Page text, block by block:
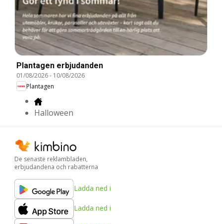
Plantagen erbjudanden
01/08/2026- 10/08/2026
Plantagen
Halloween
De senaste reklambladen,
erbjudandena och rabatterna
Ladda ned i
Ladda ned i